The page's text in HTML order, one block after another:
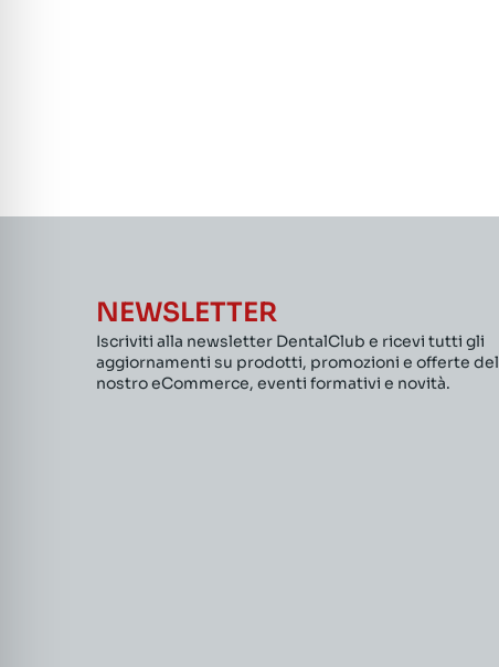
NEWSLETTER
Iscriviti alla newsletter DentalClub e ricevi tutti gli
aggiornamenti su prodotti, promozioni e offerte del
nostro eCommerce, eventi formativi e novità.